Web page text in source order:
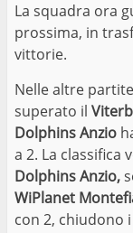
La squadra ora
prossima, in
vittorie.
Nelle altre
superato il
Dolphins Anzio
a 2. La classifica
Dolphins Anzio,
WiPlanet
con 2, chiudono i